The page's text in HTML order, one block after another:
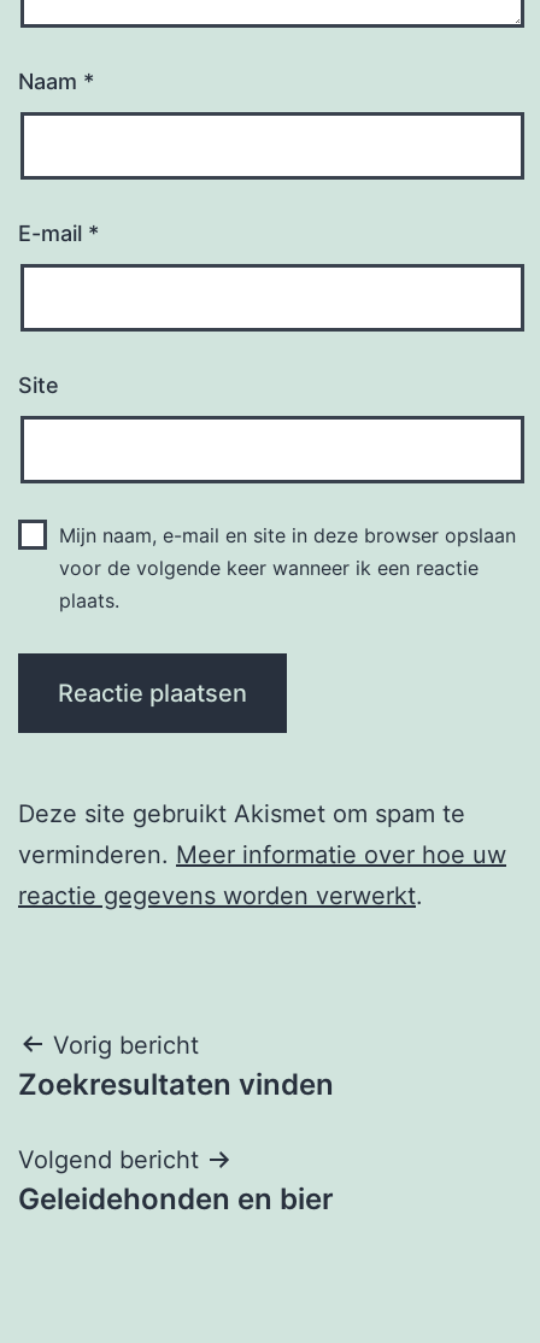
Naam *
E-mail *
Site
Mijn naam, e-mail en site in deze browser opslaan
voor de volgende keer wanneer ik een reactie
plaats.
Deze site gebruikt Akismet om spam te
verminderen. Meer informatie over hoe uw
reactie gegevens worden verwerkt.
Berichtnavigatie
Vorig bericht
Zoekresultaten vinden
Volgend bericht
Geleidehonden en bier